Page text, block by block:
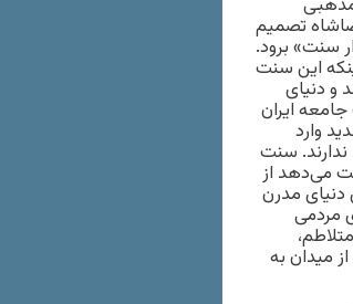
تصمیم
سنت» برود.
این سنت
احضار خواهد شد و دنیای
ایران
وارد
سنت
می‌دهد از
مدرن
مردمی
میدان به